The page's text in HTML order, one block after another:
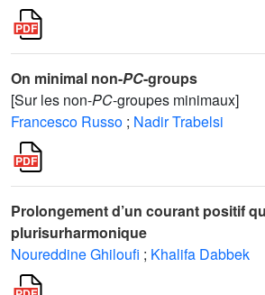
On minimal non-PC-groups
[Sur les non-PC-groupes minimaux]
Francesco Russo ; Nadir Trabelsi
Prolongement d’un courant positif
plurisurharmonique
Noureddine Ghiloufi ; Khalifa Dabbek